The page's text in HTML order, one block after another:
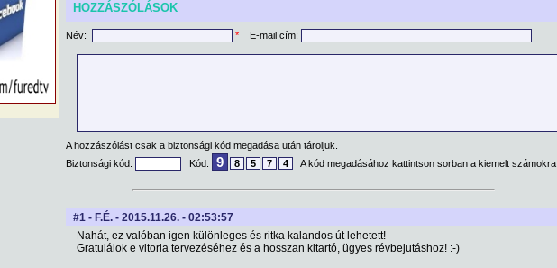
HOZZÁSZÓLÁSOK
Név: * E-mail cím:
A hozzászólást csak a biztonsági kód megadása után tároljuk.
Biztonsági kód:
Kód: 9 8 5 7 4 A kód megadásához kattintson sorban a kiemelt számokra.
#1 - F.É. - 2015.11.26. - 02:53:57
Nahát, ez valóban igen különleges és ritka kalandos út lehetett!
Gratulálok e vitorla tervezéséhez és a hosszan kitartó, ügyes révbejutáshoz! :-)